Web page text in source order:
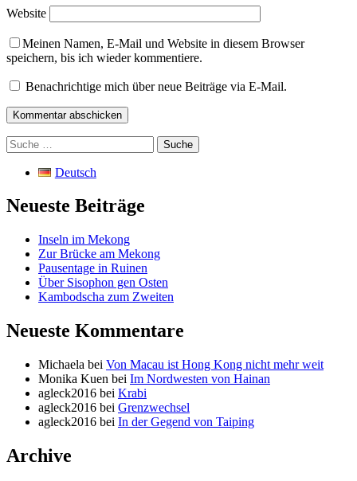
Website
Meinen Namen, E-Mail und Website in diesem Browser
speichern, bis ich wieder kommentiere.
Benachrichtige mich über neue Beiträge via E-Mail.
Suche
nach:
Deutsch
Neueste Beiträge
Inseln im Mekong
Zur Brücke am Mekong
Pausentage in Ruinen
Über Sisophon gen Osten
Kambodscha zum Zweiten
Neueste Kommentare
Michaela bei Von Macau ist Hong Kong nicht mehr weit
Monika Kuen bei Im Nordwesten von Hainan
agleck2016 bei Krabi
agleck2016 bei Grenzwechsel
agleck2016 bei In der Gegend von Taiping
Archive